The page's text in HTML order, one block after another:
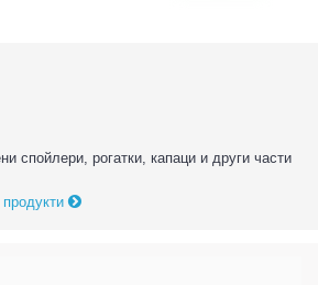
спойлери, рогатки, капаци и други части